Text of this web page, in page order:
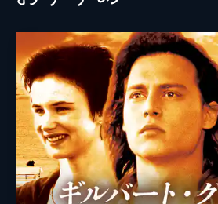
バート
フランク
ミリアム
シドニー
ロリー
ローランド